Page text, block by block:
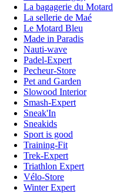
La bagagerie du Motard
La sellerie de Maé
Le Motard Bleu
Made in Paradis
Nauti-wave
Padel-Expert
Pecheur-Store
Pet and Garden
Slowood Interior
Smash-Expert
Sneak'In
Sneakids
Sport is good
Training-Fit
Trek-Expert
Triathlon Expert
Vélo-Store
Winter Expert